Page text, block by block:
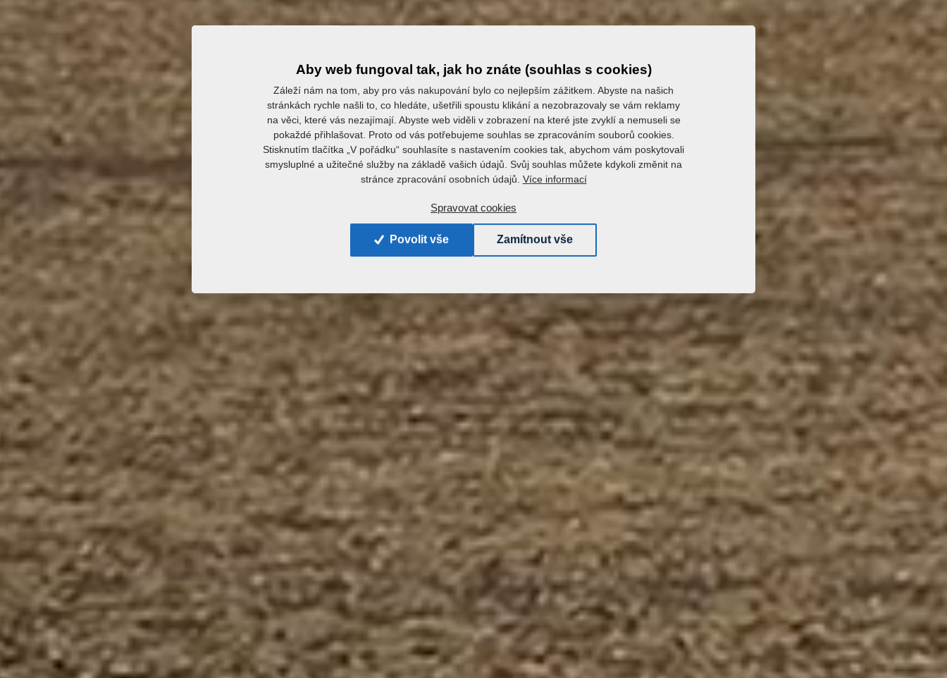
Aby web fungoval tak, jak ho znáte (souhlas s cookies)
Záleží nám na tom, aby pro vás nakupování bylo co nejlepším zážitkem. Abyste na našich
stránkách rychle našli to, co hledáte, ušetřili spoustu klikání a nezobrazovaly se vám reklamy
na věci, které vás nezajímají. Abyste web viděli v zobrazení na které jste zvyklí a nemuseli se
pokaždé přihlašovat. Proto od vás potřebujeme souhlas se zpracováním souborů cookies.
Stisknutím tlačítka „V pořádku“ souhlasíte s nastavením cookies tak, abychom vám poskytovali
smysluplné a užitečné služby na základě vašich údajů. Svůj souhlas můžete kdykoli změnit na
stránce zpracování osobních údajů. Více informací
Spravovat cookies
Povolit vše Zamítnout vše